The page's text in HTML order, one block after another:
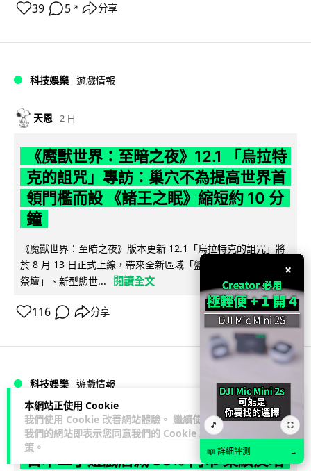
本網站正使用 Cookie
我們使用 Cookie 改善網站體驗。 繼續使用
我們的網站即表示您同意我們的 Cookie 政
策 。
39 5 ↗ 分享
科技娛樂 遊戲情報
天恩 2 日
《魔獸世界：至暗之夜》12.1 「烏拉特
克的詛咒」專訪：巢穴不為提高世界首
領門檻而設 《諸王之眠》縮短約 10 分
鐘
《魔獸世界：至暗之夜》版本更新 12.1「烏拉特克的詛咒」將
於 8 月 13 日正式上線，帶來全新區域「盤蛇島」、地城「毒牙
祭壇」、新型態世...
閱讀全文
116 分享
科技娛樂 遊戲情報
Lawton 2 日
日本二手遊戲店減 90% 門市 業績反增
×
🎵 ⛶
📖 詳細評測 →